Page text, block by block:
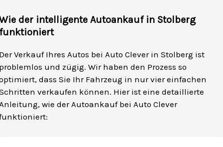
der intelligente Autoankauf in Stolberg
Verkauf Ihres Autos bei Auto Clever in Stolberg ist
und zügig. Wir haben den Prozess so
dass Sie Ihr Fahrzeug in nur vier einfachen
verkaufen können. Hier ist eine detaillierte
wie der Autoankauf bei Auto Clever